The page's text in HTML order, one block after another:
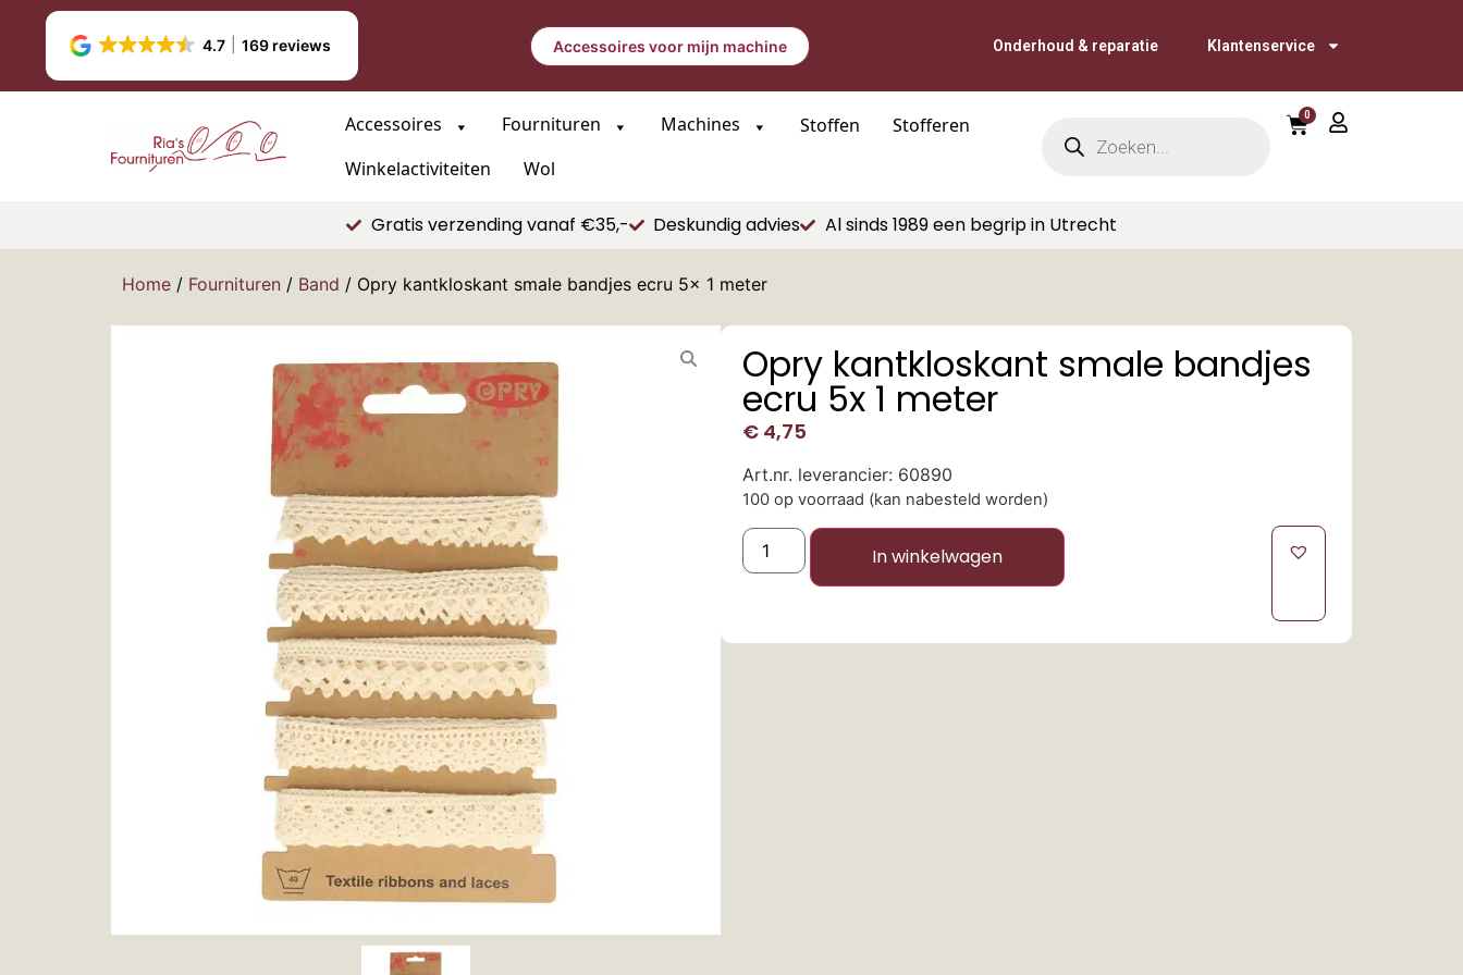
4.7 169 reviews Accessoires voor mijn machine Onderhoud & reparatie Klantenservice
Accessoires Fournituren Machines Stoffen
Stofferen
Winkelactiviteiten
Wol
0
Gratis verzending vanaf €35,- Deskundig advies Al sinds 1989 een begrip in Utrecht
Home / Fournituren / Band / Opry kantkloskant smale bandjes ecru 5x 1 meter
Opry kantkloskant smale bandjes
ecru 5x 1 meter
€4,75
Art.nr. leverancier: 60890
100 op voorraad (kan nabesteld worden)
In winkelwagen